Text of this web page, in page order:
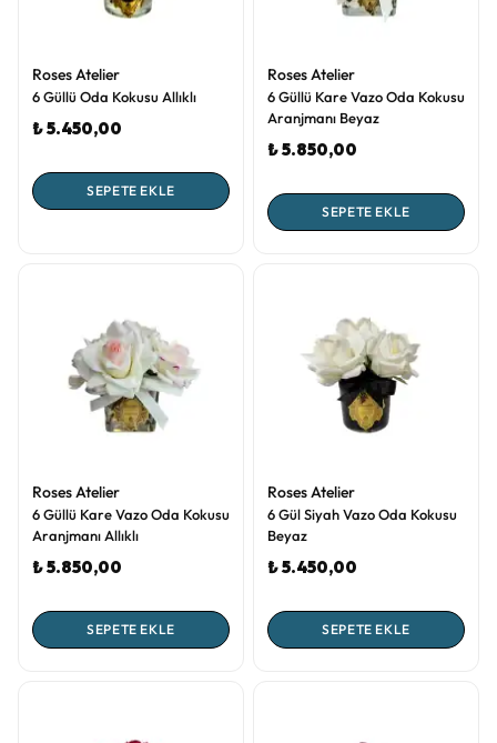
Roses Atelier
6 Güllü Oda Kokusu Allıklı
₺ 5.450,00
SEPETE EKLE
Roses Atelier
6 Güllü Kare Vazo Oda Kokusu
Aranjmanı Beyaz
₺ 5.850,00
SEPETE EKLE
Roses Atelier
6 Güllü Kare Vazo Oda Kokusu
Aranjmanı Allıklı
₺ 5.850,00
SEPETE EKLE
Roses Atelier
6 Gül Siyah Vazo Oda Kokusu
Beyaz
₺ 5.450,00
SEPETE EKLE